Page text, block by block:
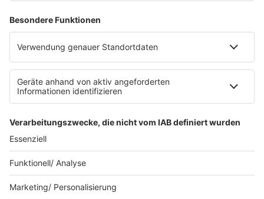
Datenschutz
Datenschutz Facebook & Instagram-Fanpage
Datenschutzeinstellungen
Allgemeine Teilnahmebedingungen
Werbung schalten
80s80s.de